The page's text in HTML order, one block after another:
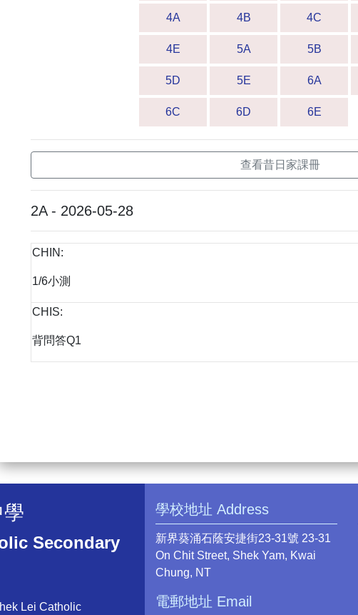
4A 4B 4C
4E 5A 5B
5D 5E 6A
6C 6D 6E
查看昔日家課冊
2A - 2026-05-28
CHIN:
1/6小測
CHIS:
背問答Q1
Secondary
Lei Catholic
學校地址 Address
新界葵涌石蔭安捷街23-31號 23-31
On Chit Street, Shek Yam, Kwai
Chung, NT
電郵地址 Email